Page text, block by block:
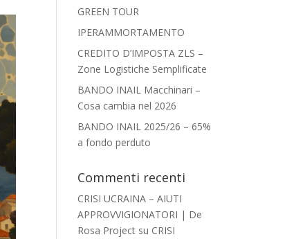
GREEN TOUR
IPERAMMORTAMENTO
CREDITO D’IMPOSTA ZLS –
Zone Logistiche Semplificate
BANDO INAIL Macchinari –
Cosa cambia nel 2026
BANDO INAIL 2025/26 – 65%
a fondo perduto
Commenti recenti
CRISI UCRAINA – AIUTI
APPROVVIGIONATORI | De
Rosa Project su CRISI